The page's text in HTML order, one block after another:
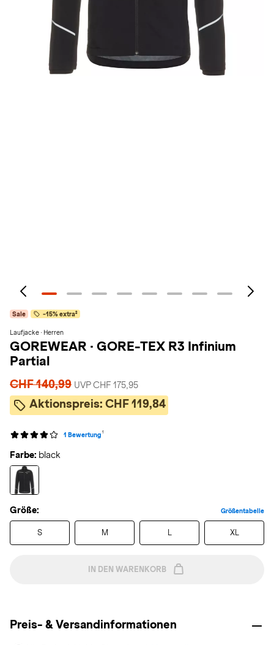
Sale -15% extra²
Laufjacke · Herren
GOREWEAR · GORE-TEX R3 Infinium
Partial
CHF 140,99 UVP CHF 175,95
Aktionspreis: CHF 119,84
1 Bewertung 1
Farbe: black
Größe: Größentabelle
S M L XL
IN DEN WARENKORB
Preis- & Versandinformationen